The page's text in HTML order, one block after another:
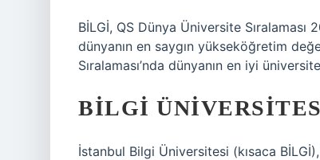
BİLGİ, QS Dünya Üniversite Sıralaması
dünyanın en saygın yükseköğretim
Sıralaması’nda dünyanın en iyi
BILGI
İstanbul Bilgi Üniversitesi (kısaca